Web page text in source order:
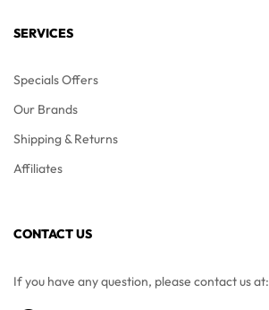
SERVICES
Specials Offers
Our Brands
Shipping & Returns
Affiliates
CONTACT US
If you have any question, please contact us at: